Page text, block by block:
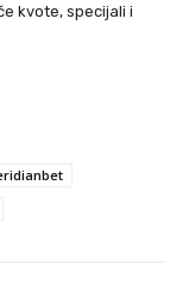
kvote, specijali i